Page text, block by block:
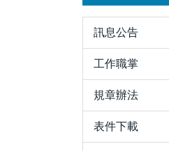
訊息公告
工作職掌
規章辦法
表件下載